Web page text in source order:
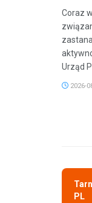
Coraz
Urząd
2026-
PL